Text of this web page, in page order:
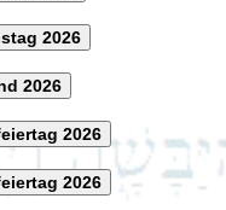
2026
2026
2026
2026